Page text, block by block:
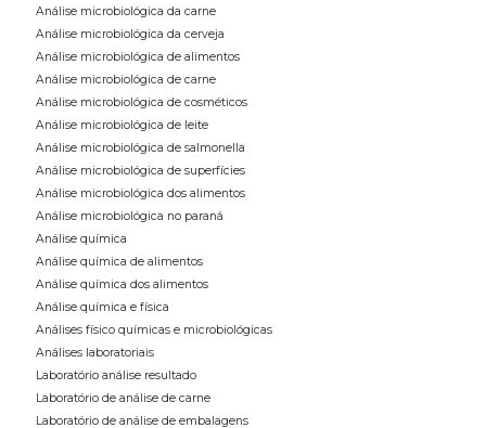
Análise microbiológica da carne
Análise microbiológica da cerveja
Análise microbiológica de alimentos
Análise microbiológica de carne
Análise microbiológica de cosméticos
Análise microbiológica de leite
Análise microbiológica de salmonella
Análise microbiológica de superfícies
Análise microbiológica dos alimentos
Análise microbiológica no paraná
Análise química
Análise química de alimentos
Análise química dos alimentos
Análise química e física
Análises físico químicas e microbiológicas
Análises laboratoriais
Laboratório análise resultado
Laboratório de análise de carne
Laboratório de análise de embalagens